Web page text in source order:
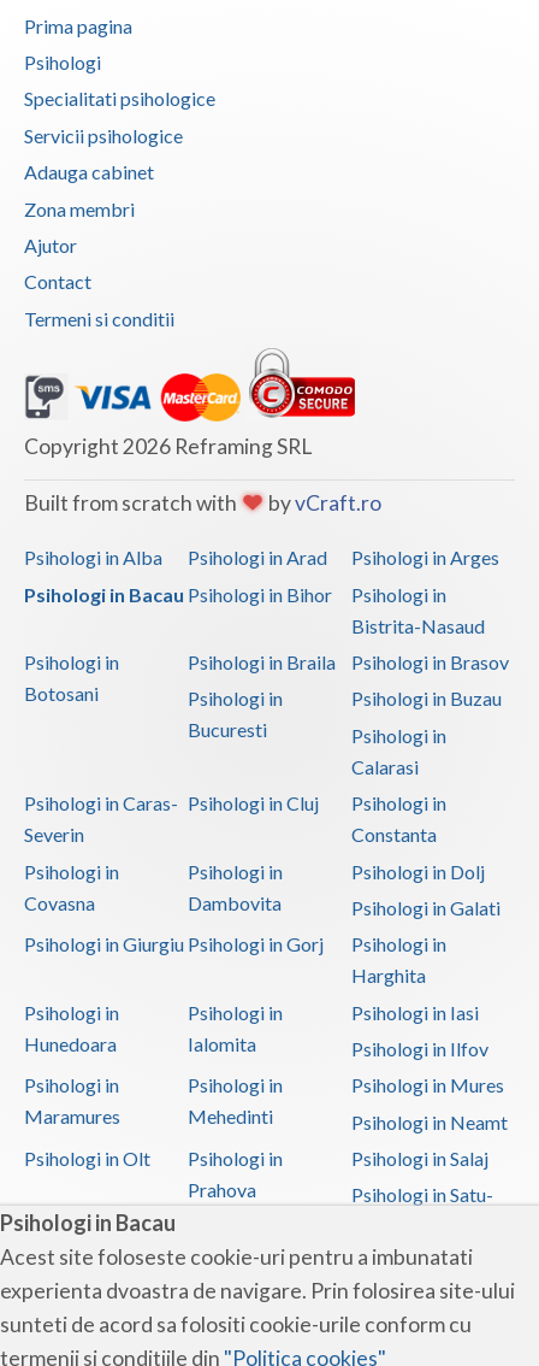
Psihologi in Bacau
Acest site foloseste cookie-uri pentru a imbunatati
experienta dvoastra de navigare. Prin folosirea site-ului
sunteti de acord sa folositi cookie-urile conform cu
termenii si conditiile din "Politica cookies"
Prima pagina
Psihologi
Specialitati psihologice
Servicii psihologice
Adauga cabinet
Zona membri
Ajutor
Contact
Termeni si conditii
Copyright 2026 Reframing SRL
Built from scratch with byvCraft.ro
Psihologi in Alba Psihologi in Arad
Psihologi in Arges
Psihologi in Bacau Psihologi in Bihor
Psihologi in
Bistrita-Nasaud
Psihologi in
Botosani
Psihologi in Braila
Psihologi in Brasov
Psihologi in
Bucuresti
Psihologi in Buzau
Psihologi in
Calarasi
Psihologi in Caras-
Severin
Psihologi in Cluj
Psihologi in
Constanta
Psihologi in
Covasna
Psihologi in
Dambovita
Psihologi in Dolj
Psihologi in Galati
Psihologi in Giurgiu Psihologi in Gorj
Psihologi in
Harghita
Psihologi in
Hunedoara
Psihologi in
Ialomita
Psihologi in Iasi
Psihologi in Ilfov
Psihologi in
Maramures
Psihologi in
Mehedinti
Psihologi in Mures
Psihologi in Neamt
Psihologi in Olt
Psihologi in
Prahova
Psihologi in Salaj
Psihologi in Satu-
Psihologi in Sibiu
Psihologi in
Suceava
Psihologi in
Teleorman
Psihologi in Timis
Psihologi in Tulcea Psihologi in Valcea